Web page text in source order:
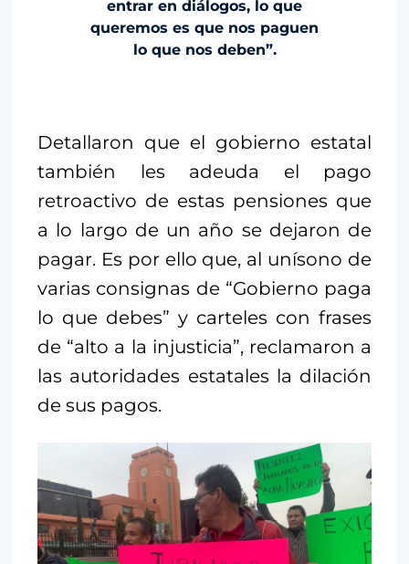
entrar en diálogos, lo que
queremos es que nos paguen
lo que nos deben”.
Detallaron que el gobierno estatal
también les adeuda el pago
retroactivo de estas pensiones que
a lo largo de un año se dejaron de
pagar. Es por ello que, al unísono de
varias consignas de “Gobierno paga
lo que debes” y carteles con frases
de “alto a la injusticia”, reclamaron a
las autoridades estatales la dilación
de sus pagos.